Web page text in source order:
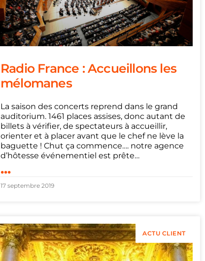
Radio France : Accueillons les
mélomanes
La saison des concerts reprend dans le grand
auditorium. 1461 places assises, donc autant de
billets à vérifier, de spectateurs à accueillir,
orienter et à placer avant que le chef ne lève la
baguette ! Chut ça commence…. notre agence
d’hôtesse événementiel est prête…
...
17 septembre 2019
ACTU CLIENT